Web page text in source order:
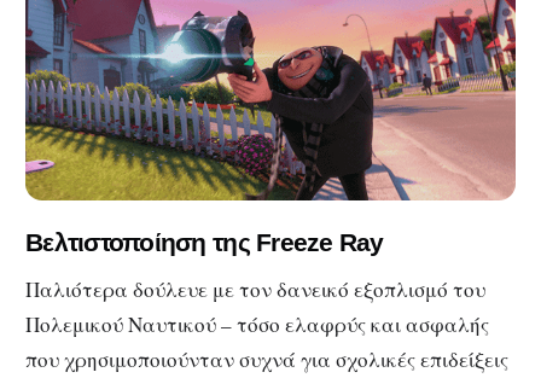
Βελτιστοποίηση της Freeze Ray
Παλιότερα δούλευε με τον δανεικό εξοπλισμό του
Πολεμικού Ναυτικού – τόσο ελαφρύς και ασφαλής
που χρησιμοποιούνταν συχνά για σχολικές επιδείξεις